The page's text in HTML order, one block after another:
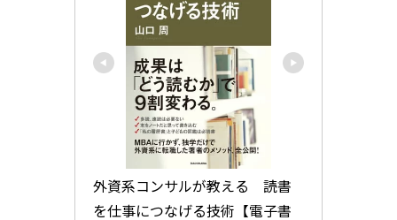
外資系コンサルが教える　読書
を仕事につなげる技術【電子書